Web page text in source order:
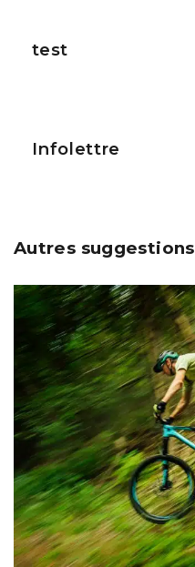
test
Infolettre
Autres suggestions